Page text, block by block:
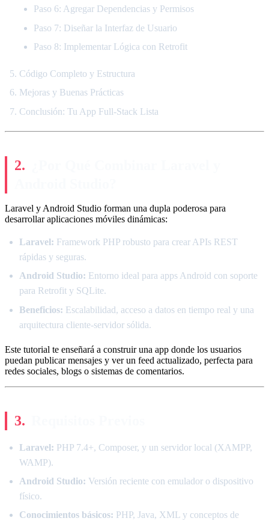
Paso 6: Agregar Dependencias y Permisos
Paso 7: Diseñar la Interfaz de Usuario
Paso 8: Implementar Lógica con Retrofit
Código Completo y Estructura
Mejoras y Buenas Prácticas
Conclusión: Tu App Full-Stack Lista
Laravel y Android Studio forman una dupla poderosa para
desarrollar aplicaciones móviles dinámicas:
Laravel: Framework PHP robusto para crear APIs REST
rápidas y seguras.
Android Studio: Entorno ideal para apps Android con soporte
para Retrofit y SQLite.
Beneficios: Escalabilidad, acceso a datos en tiempo real y una
arquitectura cliente-servidor sólida.
Este tutorial te enseñará a construir una app donde los usuarios
puedan publicar mensajes y ver un feed actualizado, perfecta para
redes sociales, blogs o sistemas de comentarios.
Laravel: PHP 7.4+, Composer, y un servidor local (XAMPP,
WAMP).
Android Studio: Versión reciente con emulador o dispositivo
físico.
Conocimientos básicos: PHP, Java, XML y conceptos de